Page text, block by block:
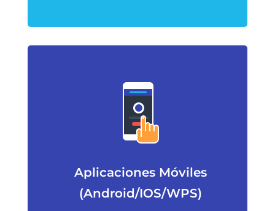
Aplicaciones Móviles
(Android/IOS/WPS)